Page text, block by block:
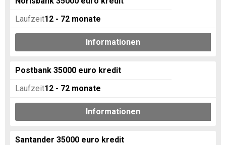
Laufzeit12 - 72 monate
Informationen
Postbank 35000 euro kredit
Laufzeit12 - 72 monate
Informationen
Santander 35000 euro kredit